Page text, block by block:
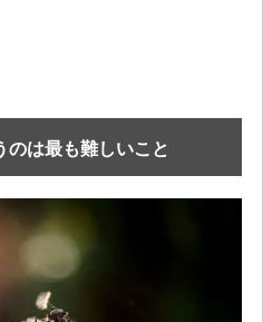
のは最も難しいこと